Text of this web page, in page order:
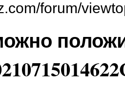
forum/